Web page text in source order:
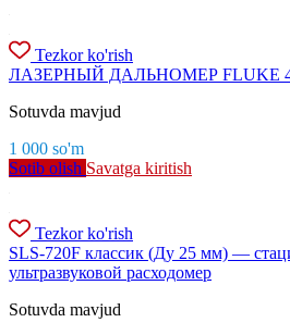
Tezkor ko'rish
ЛАЗЕРНЫЙ ДАЛЬНОМЕР FLUKE
Sotuvda mavjud
1 000 so'm
Sotib olish Savatga kiritish
Tezkor ko'rish
SLS-720F классик (Ду 25 мм) —
ультразвуковой расходомер
Sotuvda mavjud